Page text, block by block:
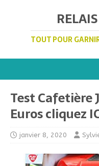
TOUT POUR
Test Cafetière
Euros cliquez
janvier 8, 2020